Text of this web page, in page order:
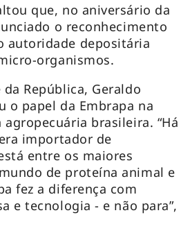
que, no aniversário da
o reconhecimento
autoridade depositária
organismos.
República, Geraldo
o papel da Embrapa na
brasileira. “Há
importador de
entre os maiores
de proteína animal e
fez a diferença com
e tecnologia - e não para”,